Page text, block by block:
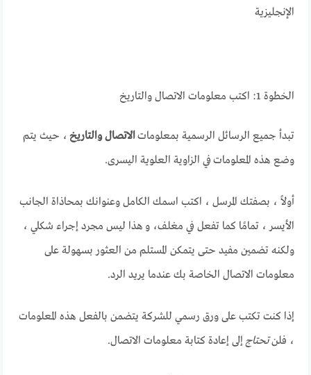
الإنجليزية
الخطوة 1: اكتب معلومات الاتصال والتاريخ
تبدأ جميع الرسائل الرسمية بمعلوماتالاتصال والتاريخ ، حيث يتم
وضع هذه المعلومات في الزاوية العلوية اليسرى.
أولاً ، بصفتك المرسل ، اكتب اسمك الكامل وعنوانك بمحاذاة الجانب
الأيسر ، تمامًا كما تفعل في مغلف، و هذا ليس مجرد إجراء شكلي ،
ولكنه تضمين مفيد حتى يتمكن المستلم من العثور بسهولة على
معلومات الاتصال الخاصة بك عندما يريد الرد.
إذا كنت تكتب على ورق رسمي للشركة يتضمن بالفعل هذه المعلومات
، فلنتحتاجإلى إعادة كتابة معلومات الاتصال.